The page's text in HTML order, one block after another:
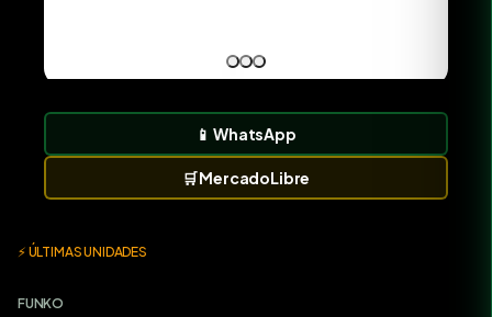
📱WhatsApp
🛒MercadoLibre
⚡ ÚLTIMAS UNIDADES
FUNKO